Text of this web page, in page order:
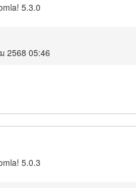
5.3.0
2568 05:46
5.0.3